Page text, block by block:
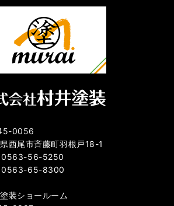
0056
西尾市斉藤町羽根戸18-1
0563-56-5250
0563-65-8300
装ショールーム